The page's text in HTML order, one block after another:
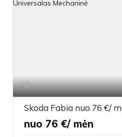
nuo 76 €/ mėn